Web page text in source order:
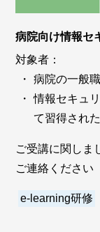
病院向け情報セ
対象者：
病院の一般
情報セキュ
て習得され
ご受講に関しま
ご連絡ください
e-learning研修